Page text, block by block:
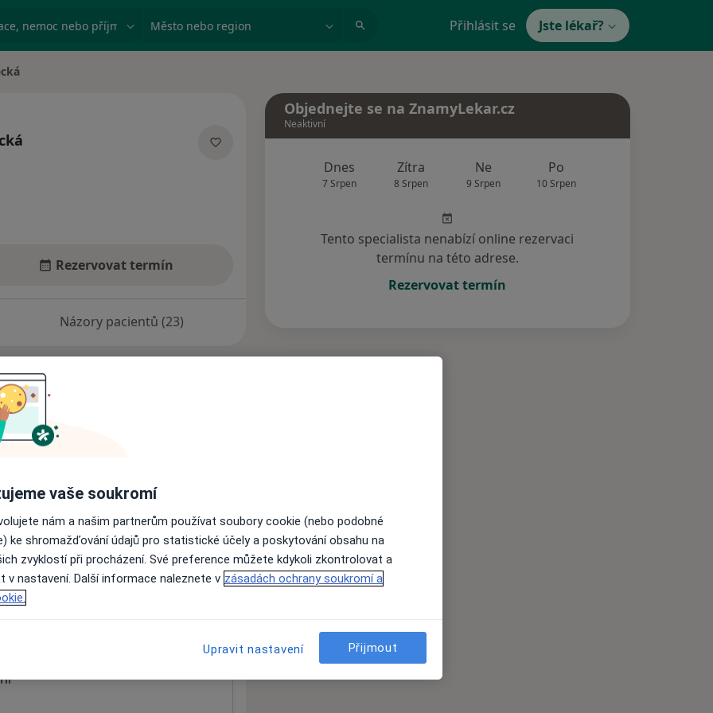
nemoc nebo příjmení Město nebo region Přihlásit se Jste lékař?
Rezervovat termín
Názory pacientů (23)
nejsou k dispozici
informace o svých službách.
Objednejte se na ZnamyLekar.cz
Neaktivní
Dnes
7 Srpen
Zítra
8 Srpen
Ne
9 Srpen
Po
10 Srpen
Tento specialista nenabízí online rezervaci
termínu na této adrese.
Rezervovat termín
vaše soukromí
nám a našim partnerům používat soubory cookie (nebo podobné
ke shromažďování údajů pro statistické účely a poskytování obsahu na
zvyklostí při procházení. Své preference můžete kdykoli zkontrolovat a
v nastavení. Další informace naleznete v zásadách ochrany soukromí a
Upravit nastavení Přijmout